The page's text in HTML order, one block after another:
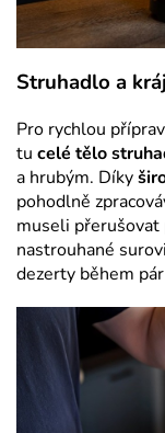
Struhadlo a
Pro rychlou
tu celé tělo
a hrubým. Díky
pohodlně
museli přerušovat
nastrouhané
dezerty během